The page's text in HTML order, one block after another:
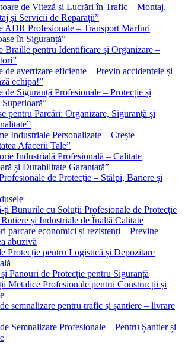
de Viteză și Lucrări în Trafic – Montaj,
și Servicii de Reparații”
ADR Profesionale – Transport Marfuri
în Siguranță”
Braille pentru Identificare și Organizare –
de avertizare eficiente – Previn accidentele și
echipa!”
de Siguranță Profesionale – Protecție și
pentru Parcări: Organizare, Siguranță și
Industriale Personalizate – Crește
Afacerii Tale”
Industrială Profesională – Calitate
și Durabilitate Garantată”
de Protecție – Stâlpi, Bariere și
ți Bunurile cu Soluții Profesionale de Protecție
și Industriale de Înaltă Calitate
parcare economici și rezistenți – Previne
abuzivă
Protecție pentru Logistică și Depozitare
Panouri de Protecție pentru Siguranță
Metalice Profesionale pentru Construcții și
semnalizare pentru trafic și șantiere – livrare
Semnalizare Profesionale – Pentru Șantier și